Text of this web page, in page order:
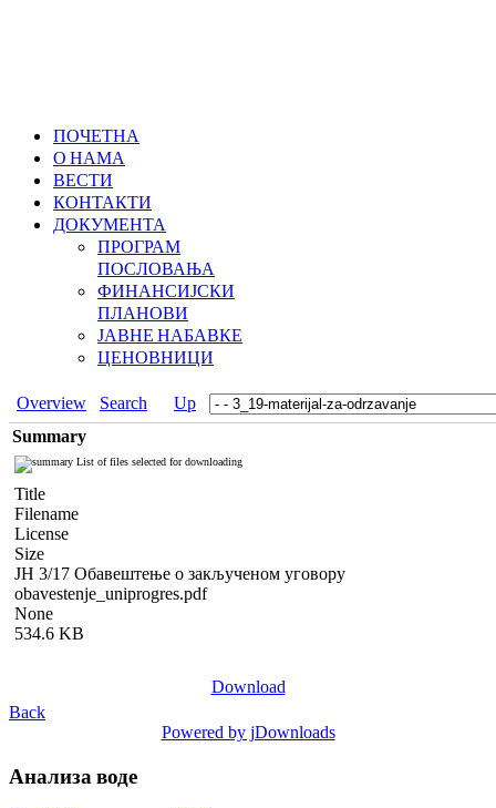
ПОЧЕТНА
О НАМА
ВЕСТИ
КОНТАКТИ
ДОКУМЕНТА
ПРОГРАМ
ПОСЛОВАЊА
ФИНАНСИЈСКИ
ПЛАНОВИ
ЈАВНЕ НАБАВКЕ
ЦЕНОВНИЦИ
Overview Search
Up
Summary
List of files selected for downloading
Title
Filename
License
Size
JН 3/17 Обавештење о закљученом уговору
obavestenje_uniprogres.pdf
None
534.6 KB
Download
Back
Powered by jDownloads
Анализа воде